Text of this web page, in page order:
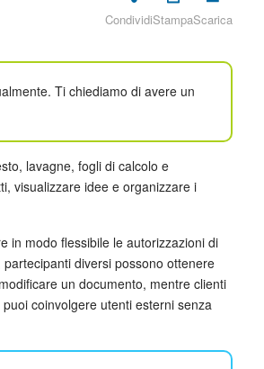
CondividiStampaScarica
Ti chiediamo di avere un
lavagne, fogli di calcolo e
visualizzare idee e organizzare i
in modo flessibile le autorizzazioni di
diversi possono ottenere
un documento, mentre clienti
coinvolgere utenti esterni senza